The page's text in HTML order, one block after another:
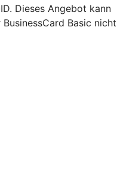
Dieses Angebot kann
Basic nicht